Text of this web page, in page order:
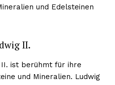
und Edelsteinen
II.
II. ist berühmt für ihre
und Mineralien. Ludwig